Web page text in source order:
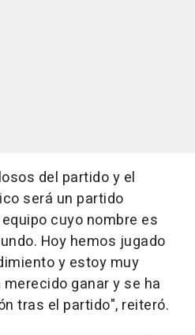
del partido y el
será un partido
cuyo nombre es
Hoy hemos jugado
y estoy muy
ganar y se ha
tras el partido", reiteró.